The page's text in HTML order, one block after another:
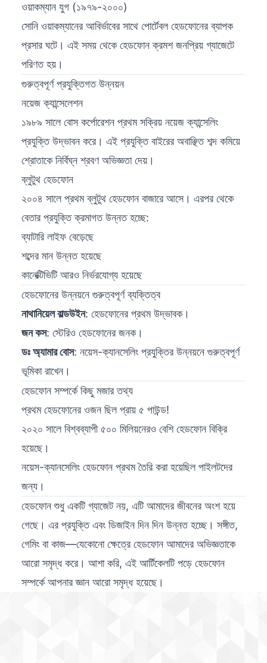
ওয়াকম্যান যুগ (১৯৭৯-২০০০)
সোনি ওয়াকম্যানের আবির্ভাবের সাথে পোর্টেবল হেডফোনের ব্যাপক
প্রসার ঘটে। এই সময় থেকে হেডফোন ক্রমশ জনপ্রিয় গ্যাজেটে
পরিণত হয়।
গুরুত্বপূর্ণ প্রযুক্তিগত উন্নয়ন
নয়েজ ক্যান্সেলেশন
১৯৮৯ সালে বোস কর্পোরেশন প্রথম সক্রিয় নয়েজ ক্যান্সেলিং
প্রযুক্তি উদ্ভাবন করে। এই প্রযুক্তি বাইরের অবাঞ্ছিত শব্দ কমিয়ে
শ্রোতাকে নির্বিঘ্ন শ্রবণ অভিজ্ঞতা দেয়।
ব্লুটুথ হেডফোন
২০০৪ সালে প্রথম ব্লুটুথ হেডফোন বাজারে আসে। এরপর থেকে
বেতার প্রযুক্তি ক্রমাগত উন্নত হচ্ছে:
ব্যাটারি লাইফ বেড়েছে
শব্দের মান উন্নত হয়েছে
কানেক্টিভিটি আরও নির্ভরযোগ্য হয়েছে
হেডফোনের উন্নয়নে গুরুত্বপূর্ণ ব্যক্তিত্ব
নাথানিয়েল বাল্ডউইন: হেডফোনের প্রথম উদ্ভাবক।
জন কস: স্টেরিও হেডফোনের জনক।
ডঃ অ্যামার বোস: নয়েস-ক্যানসেলিং প্রযুক্তির উন্নয়নে গুরুত্বপূর্ণ
ভূমিকা রাখেন।
হেডফোন সম্পর্কে কিছু মজার তথ্য
প্রথম হেডফোনের ওজন ছিল প্রায় ৫ পাউন্ড!
২০২০ সালে বিশ্বব্যাপী ৫০০ মিলিয়নেরও বেশি হেডফোন বিক্রি
হয়েছে।
নয়েস-ক্যানসেলিং হেডফোন প্রথম তৈরি করা হয়েছিল পাইলটদের
জন্য।
হেডফোন শুধু একটি গ্যাজেট নয়, এটি আমাদের জীবনের অংশ হয়ে
গেছে। এর প্রযুক্তি এবং ডিজাইন দিন দিন উন্নত হচ্ছে। সঙ্গীত,
গেমিং বা কাজ—যেকোনো ক্ষেত্রে হেডফোন আমাদের অভিজ্ঞতাকে
আরো সমৃদ্ধ করে। আশা করি, এই আর্টিকেলটি পড়ে হেডফোন
সম্পর্কে আপনার জ্ঞান আরো সমৃদ্ধ হয়েছে।